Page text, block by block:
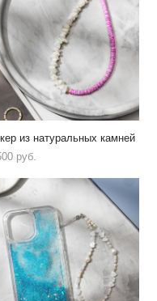
из натуральных камней
pуб.